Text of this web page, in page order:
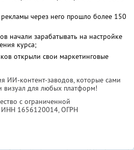
через него прошло более 150
начали зарабатывать на настройке
курса;
открыли свои маркетинговые
ИИ-контент-заводов, которые сами
визуал для любых платформ!
с ограниченной
ИНН 1656120014, ОГРН